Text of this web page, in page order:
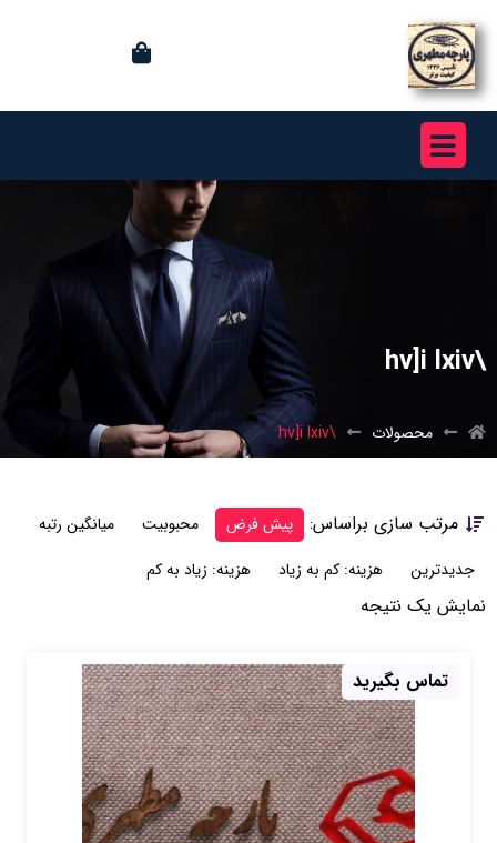
\hv]i lxiv
محصولات \hv]i lxiv
نمایش یک نتیجه
مرتب سازی براساس: پیش فرض محبوبیت
میانگین رتبه
جدیدترین
هزینه: کم به زیاد هزینه: زیاد به کم
تماس بگیرید